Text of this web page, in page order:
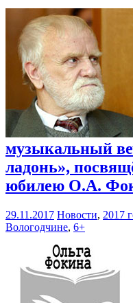
музыкальный
ладонь»,
юбилею О.А.
29.11.2017 Новости, 2017
Вологодчине, 6+